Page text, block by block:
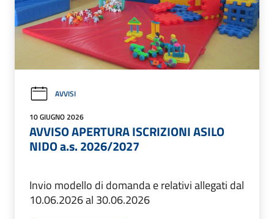
AVVISI
10 GIUGNO 2026
AVVISO APERTURA ISCRIZIONI ASILO
NIDO a.s. 2026/2027
Invio modello di domanda e relativi allegati dal
10.06.2026 al 30.06.2026